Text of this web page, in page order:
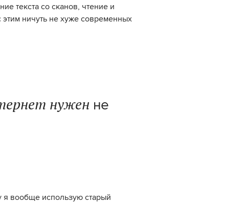
текста со сканов, чтение и
этим ничуть не хуже современных
нужен не
я вообще использую старый